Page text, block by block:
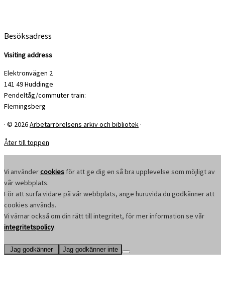
Besöksadress
Visiting address
Elektronvägen 2
141 49 Huddinge
Pendeltåg/commuter train:
Flemingsberg
· © 2026Arbetarrörelsens arkiv och bibliotek ·
Åter till toppen
Vi användercookies för att ge dig en så bra upplevelse som möjligt av
vår webbplats.
För att surfa vidare på vår webbplats, ange huruvida du godkänner att
cookies används.
Vi värnar också om din rätt till integritet, för mer information se vår
integritetspolicy.
Jag godkänner Jag godkänner inte